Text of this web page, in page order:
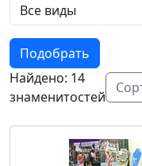
Подобрать
Найдено: 14
знаменитостей